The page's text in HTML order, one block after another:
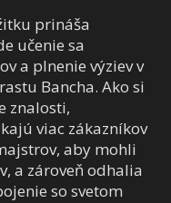
prináša
učenie sa
a plnenie výziev v
Bancha. Ako si
znalosti,
viac zákazníkov
aby mohli
a zároveň odhalia
so svetom